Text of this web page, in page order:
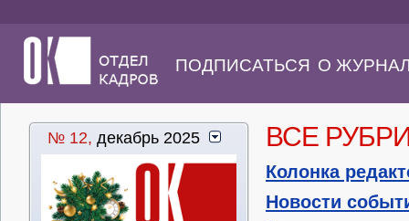
ПОДПИСАТЬСЯ О
№ 12, декабрь 2025 ВСЕ
Колонка
Новости